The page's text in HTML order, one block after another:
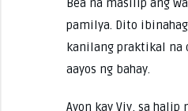
Bea na masilip ang
pamilya. Dito
kanilang praktikal na
aayos ng bahay.
Ayon kay Viy, sa halip